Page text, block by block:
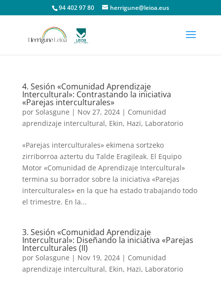
94 402 97 80 herrigune@leioa.eus
4. Sesión «Comunidad Aprendizaje
Intercultural»: Contrastando la iniciativa
«Parejas interculturales»
por Solasgune | Nov 27, 2024| Comunidad
aprendizaje intercultural, Ekin, Hazi, Laboratorio
«Parejas interculturales» ekimena sortzeko
zirriborroa aztertu du Talde Eragileak. El Equipo
Motor «Comunidad de Aprendizaje Intercultural»
termina su borrador sobre la iniciativa «Parejas
interculturales» en la que ha estado trabajando todo
el trimestre. En la...
3. Sesión «Comunidad Aprendizaje
Intercultural»: Diseñando la iniciativa «Parejas
Interculturales (II)
por Solasgune | Nov 19, 2024| Comunidad
aprendizaje intercultural, Ekin, Hazi, Laboratorio